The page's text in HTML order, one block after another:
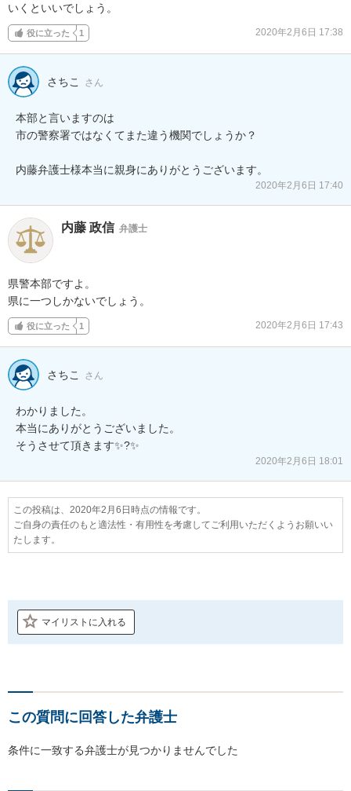
いくといいでしょう。
役に立った 1 2020年2月6日 17:38
さちこ さん
本部と言いますのは
市の警察署ではなくてまた違う機関でしょうか？
内藤弁護士様本当に親身にありがとうございます。
2020年2月6日 17:40
内藤 政信 弁護士
県警本部ですよ。
県に一つしかないでしょう。
役に立った 1 2020年2月6日 17:43
さちこ さん
わかりました。
本当にありがとうございました。
そうさせて頂きます✨?✨
2020年2月6日 18:01
この投稿は、2020年2月6日時点の情報です。
ご自身の責任のもと適法性・有用性を考慮してご利用いただくようお願いい
たします。
マイリストに入れる
この質問に回答した弁護士
条件に一致する弁護士が見つかりませんでした